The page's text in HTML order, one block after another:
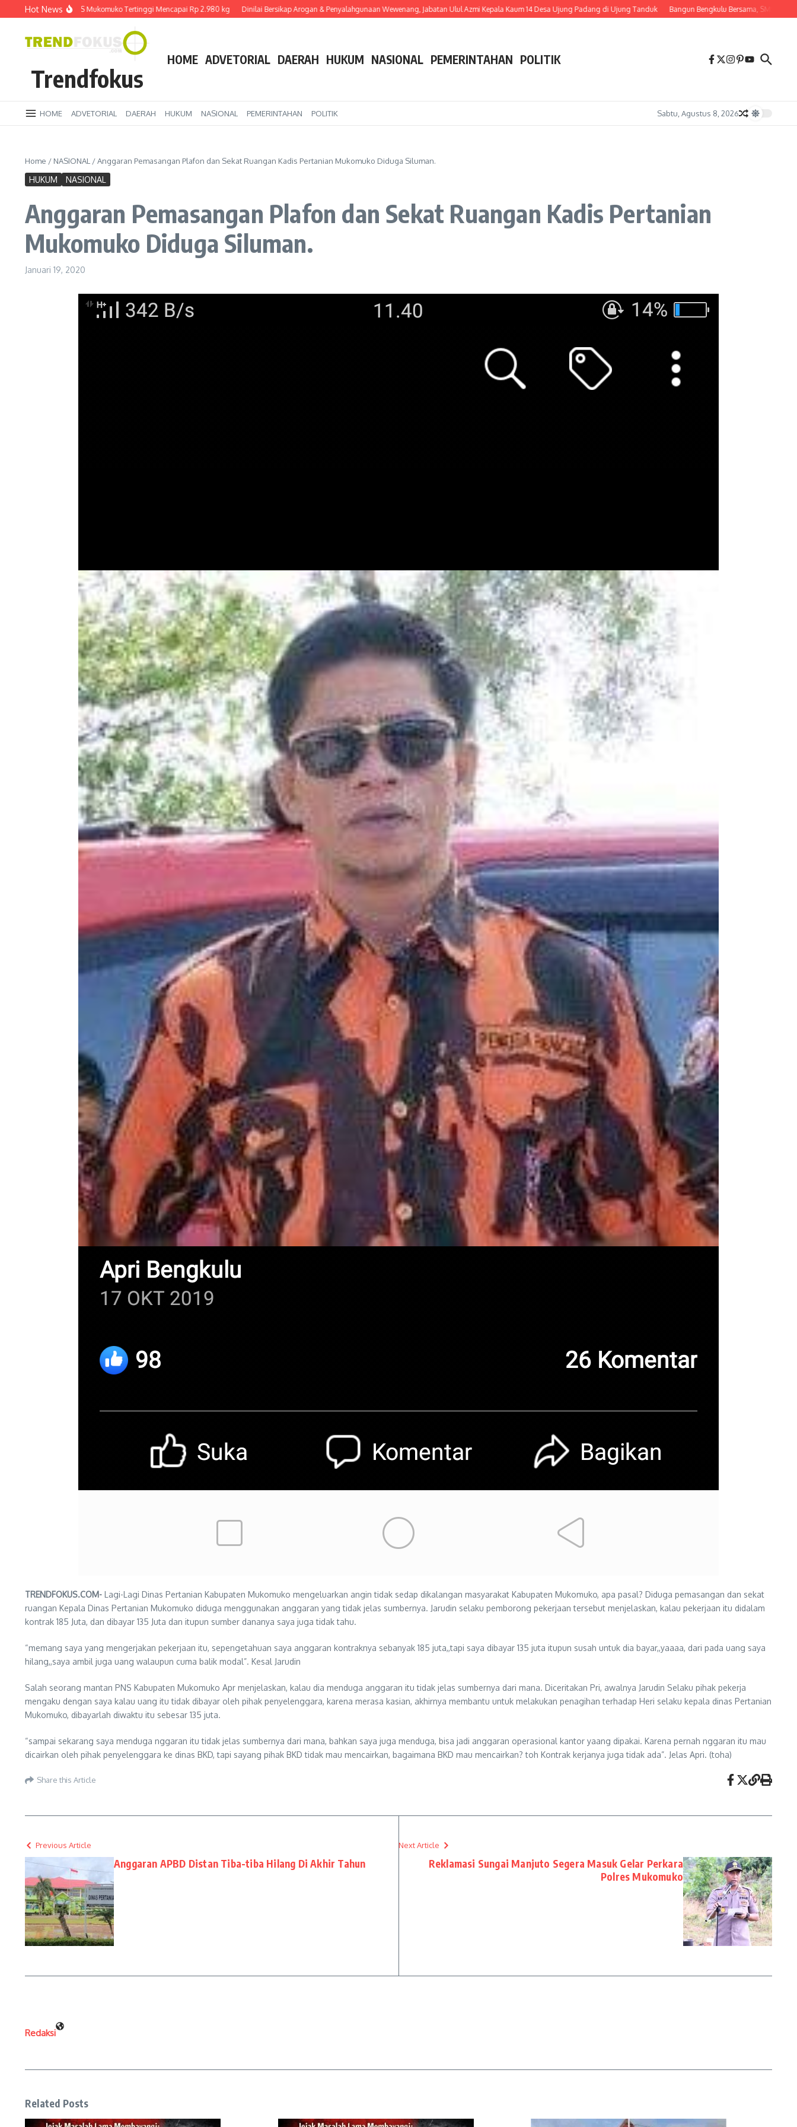
Lewati ke konten
Hot News
Sawit di PKS Mukomuko Tertinggi Mencapai Rp 2.980 kg Dinilai Bersikap Arogan & Penyalahgunaan Wewenang, Jabatan Ulul Azmi Kepala Kaum 14 Desa Ujung Padang di Ujung Tanduk Bangun Bengkulu Bersama, SMSI dan Pemprov
Trendfokus
HOME ADVETORIAL DAERAH HUKUM NASIONAL PEMERINTAHAN POLITIK
HOME ADVETORIAL DAERAH HUKUM NASIONAL PEMERINTAHAN POLITIK Sabtu, Agustus 8, 2026
Home / NASIONAL /Anggaran Pemasangan Plafon dan Sekat Ruangan Kadis Pertanian Mukomuko Diduga Siluman.
HUKUM NASIONAL
Anggaran Pemasangan Plafon dan Sekat Ruangan Kadis Pertanian
Mukomuko Diduga Siluman.
Januari 19, 2020
TRENDFOKUS.COM- Lagi-Lagi Dinas Pertanian Kabupaten Mukomuko mengeluarkan angin tidak sedap dikalangan masyarakat Kabupaten Mukomuko, apa pasal? Diduga pemasangan dan sekat
ruangan Kepala Dinas Pertanian Mukomuko diduga menggunakan anggaran yang tidak jelas sumbernya. Jarudin selaku pemborong pekerjaan tersebut menjelaskan, kalau pekerjaan itu didalam
kontrak 185 Juta, dan dibayar 135 Juta dan itupun sumber dananya saya juga tidak tahu.
“memang saya yang mengerjakan pekerjaan itu, sepengetahuan saya anggaran kontraknya sebanyak 185 juta,,tapi saya dibayar 135 juta itupun susah untuk dia bayar,,yaaaa, dari pada uang saya
hilang,,saya ambil juga uang walaupun cuma balik modal”. Kesal Jarudin
Salah seorang mantan PNS Kabupaten Mukomuko Apr menjelaskan, kalau dia menduga anggaran itu tidak jelas sumbernya dari mana. Diceritakan Pri, awalnya Jarudin Selaku pihak pekerja
mengaku dengan saya kalau uang itu tidak dibayar oleh pihak penyelenggara, karena merasa kasian, akhirnya membantu untuk melakukan penagihan terhadap Heri selaku kepala dinas Pertanian
Mukomuko, dibayarlah diwaktu itu sebesar 135 juta.
“sampai sekarang saya menduga nggaran itu tidak jelas sumbernya dari mana, bahkan saya juga menduga, bisa jadi anggaran operasional kantor yaang dipakai. Karena pernah nggaran itu mau
dicairkan oleh pihak penyelenggara ke dinas BKD, tapi sayang pihak BKD tidak mau mencairkan, bagaimana BKD mau mencairkan? toh Kontrak kerjanya juga tidak ada”. Jelas Apri. (toha)
Share this Article
Previous Article
Anggaran APBD Distan Tiba-tiba Hilang Di Akhir Tahun
Next Article
Reklamasi Sungai Manjuto Segera Masuk Gelar Perkara
Polres Mukomuko
Redaksi
Related Posts